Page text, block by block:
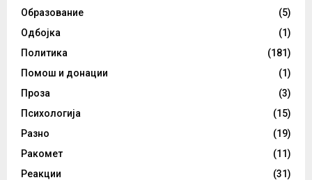
Образование
(5)
Одбојка
(1)
Политика
(181)
Помош и донации
(1)
Проза
(3)
Психологија
(15)
Разно
(19)
Ракомет
(11)
Реакции
(31)